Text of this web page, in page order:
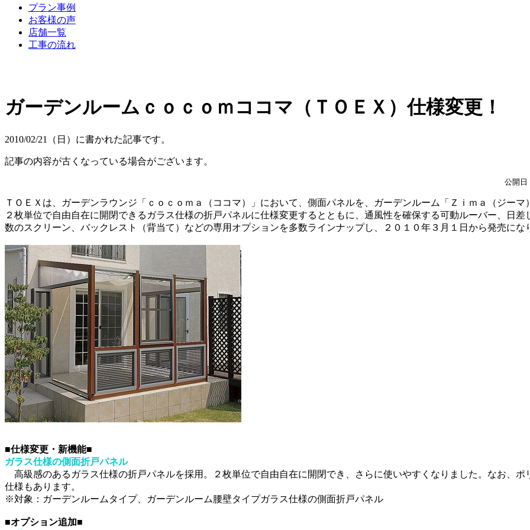
プラン事例
お客様の声
店舗一覧
工事の流れ
ガーデンルームｃｏｃｏｍココマ（ＴＯＥＸ）仕様変更！
2010/02/21（日）に書かれた記事です。
記事の内容が古くなっている場合がございます。
公開日
ＴＯＥＸは、ガーデンラウンジ「ｃｏｃｏｍａ（ココマ）」において、側面パネルを、ガーデンルーム「Ｚｉｍａ（ジーマ
２枚単位で自由自在に開閉できるガラス仕様の折戸パネルに仕様変更するとともに、通風性を確保する可動ルーバー、日差
数のスクリーン、バックレスト（背当て）などの専用オプションを多数ラインナップし、２０１０年３月１日から発売にな
■仕様変更・新機能■
ガラス仕様の側面折戸パネル
高級感のあるガラス仕様の折戸パネルを採用。２枚単位で自由自在に開閉でき、さらに使いやすくなりました。なお、ポ
仕様もあります。
※対象：ガーデンルームタイプ、ガーデンルーム腰壁タイプガラス仕様の側面折戸パネル
■オプション追加■